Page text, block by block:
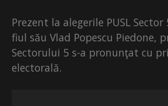
Prezent la alegerile PUSL
fiul său Vlad Popescu Piedone,
Sectorului 5 s-a pronunţat cu
electorală.